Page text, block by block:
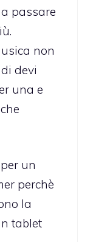
passare
non
devi
una e
un
perchè
la
tablet